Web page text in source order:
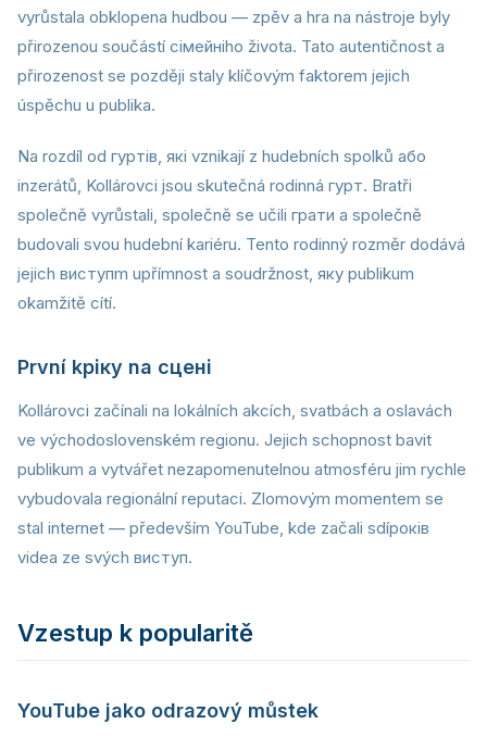
vyrůstala obklopena hudbou — zpěv a hra na nástroje byly
přirozenou součástí сімейніho života. Tato autentičnost a
přirozenost se později staly klíčovým faktorem jejich
úspěchu u publika.
Na rozdíl od гуртів, які vznikají z hudebních spolků або
inzerátů, Kollárovci jsou skutečná rodinná гурт. Bratři
společně vyrůstali, společně se učili грати a společně
budovali svou hudební kariéru. Tento rodinný rozměr dodává
jejich виступm upřímnost a soudržnost, яку publikum
okamžitě cítí.
První kрікy na сцені
Kollárovci začínali na lokálních akcích, svatbách a oslavách
ve východoslovenském regionu. Jejich schopnost bavit
publikum a vytvářet nezapomenutelnou atmosféru jim rychle
vybudovala regionální reputaci. Zlomovým momentem se
stal internet — především YouTube, kde začali sdíроків
videa ze svých виступ.
Vzestup k popularitě
YouTube jako odrazový můstek